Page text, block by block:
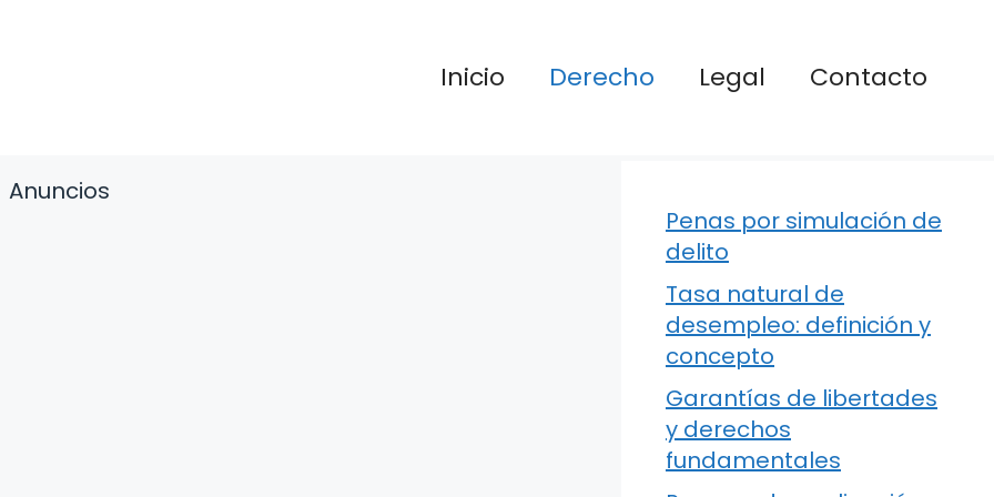
Inicio Derecho Legal Contacto
Anuncios
Penas por simulación de
delito
Tasa natural de
desempleo: definición y
concepto
Garantías de libertades
y derechos
fundamentales